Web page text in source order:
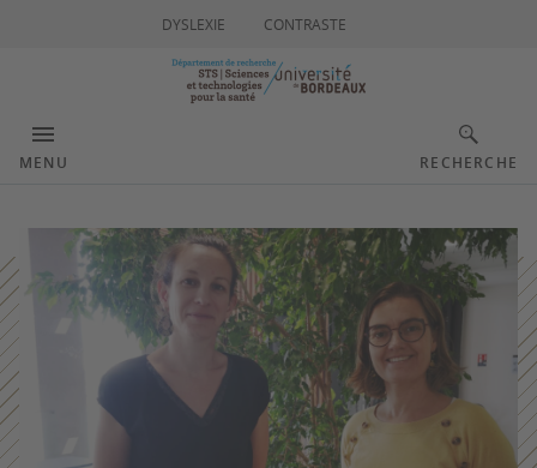
DYSLEXIE CONTRASTE
MENU RECHERCHE